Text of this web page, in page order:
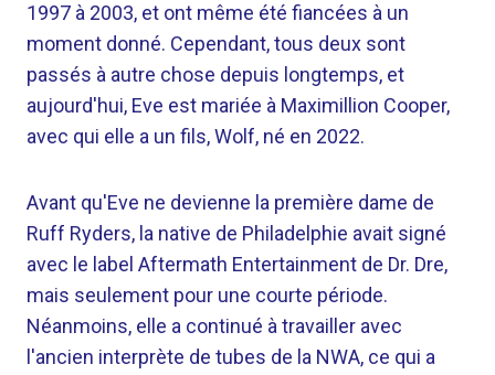
1997 à 2003, et ont même été fiancées à un
moment donné. Cependant, tous deux sont
passés à autre chose depuis longtemps, et
aujourd'hui, Eve est mariée à Maximillion Cooper,
avec qui elle a un fils, Wolf, né en 2022.
Avant qu'Eve ne devienne la première dame de
Ruff Ryders, la native de Philadelphie avait signé
avec le label Aftermath Entertainment de Dr. Dre,
mais seulement pour une courte période.
Néanmoins, elle a continué à travailler avec
l'ancien interprète de tubes de la NWA, ce qui a